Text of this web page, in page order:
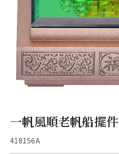
本日金價
最新資訊
關於金長山
旗下品牌
一帆風順老帆船擺件
418156A